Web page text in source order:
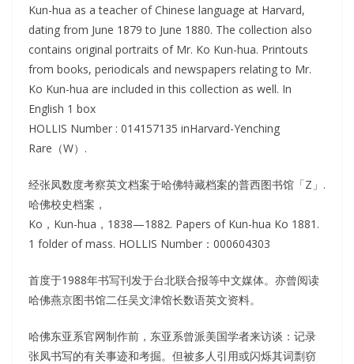
Kun-hua as a teacher of Chinese language at Harvard,
dating from June 1879 to June 1880. The collection also
contains original portraits of Mr. Ko Kun-hua. Printouts
from books, periodicals and newspapers relating to Mr.
Ko Kun-hua are included in this collection as well. In
English 1 box
HOLLIS Number : 014157135 inHarvard-Yenching
Rare（W）.
经张凤数度考察英文档案于哈佛特藏档案的普西图书馆「Z」.
哈佛校史档案，
Ko，Kun-hua，1838—1882. Papers of Kun-hua Ko 1881.
1 folder of mass. HOLLIS Number：000604303
首度于1988年书写刊发于台北联合报等中文媒体。亦曾阅读
哈佛燕京图书馆二任吴文津馆长数语英文资料。
哈佛东亚系官网制作前，东亚系曾派美国学者来访谈：记录
张凤书写的有关事迹和考掘。但被多人引用或闪烁其词剽窃